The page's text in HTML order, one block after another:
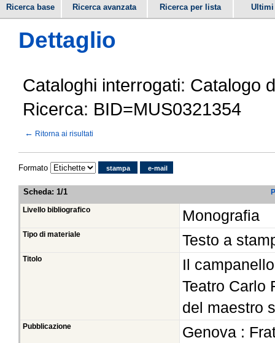
Ricerca base Ricerca avanzata Ricerca per lista
Dettaglio
Cataloghi interrogati: Catalogo
Ricerca: BID=MUS0321354
← Ritorna ai risultati
Formato stampa e-mail
Scheda: 1/1
Livello bibliografico Monografia
Tipo di materiale Testo a
Titolo
Il
Teatro Carlo
del maestro
Pubblicazione Genova :